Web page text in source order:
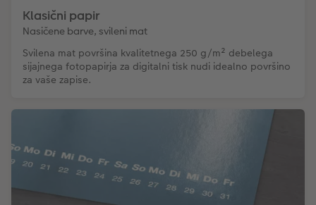
Klasični papir
Nasičene barve, svileni mat
Svilena mat površina kvalitetnega 250 g/m² debelega
sijajnega fotopapirja za digitalni tisk nudi idealno površino
za vaše zapise.